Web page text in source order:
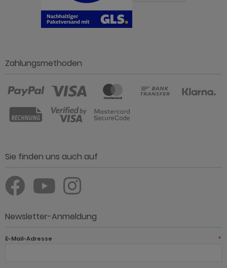
Zahlungsmethoden
Sie finden uns auch auf
Newsletter-Anmeldung
E-Mail-Adresse *